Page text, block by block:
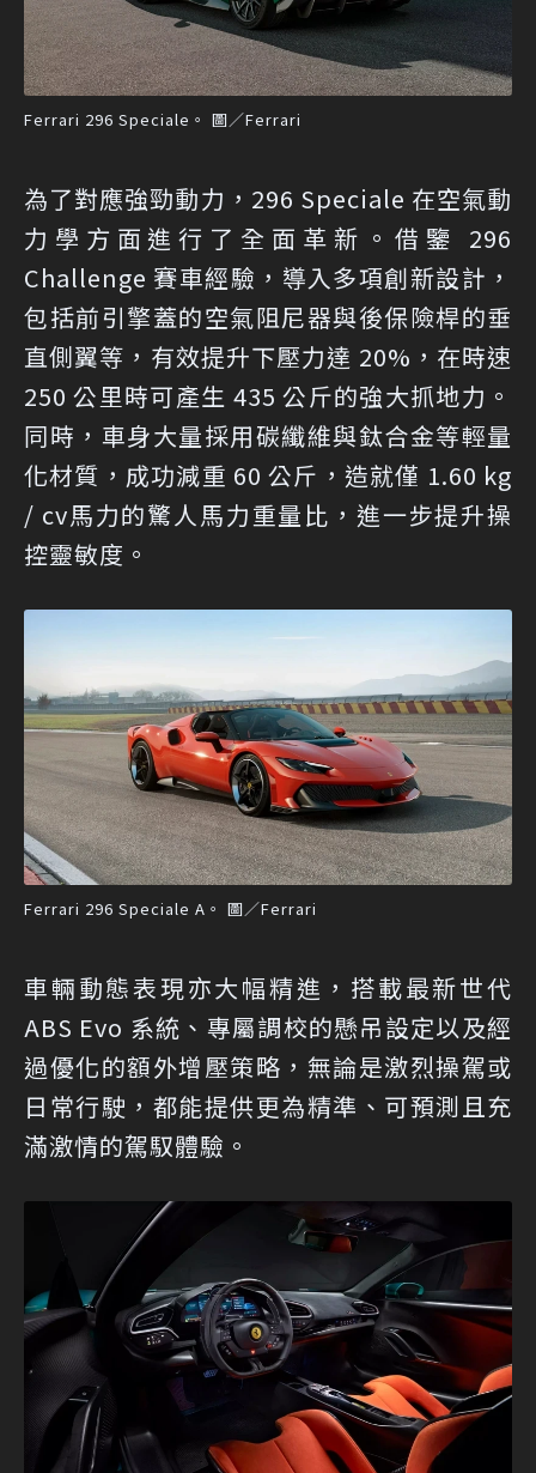
Ferrari 296 Speciale。 圖／Ferrari
為了對應強勁動力，296 Speciale 在空氣動
力學方面進行了全面革新。借鑒 296
Challenge 賽車經驗，導入多項創新設計，
包括前引擎蓋的空氣阻尼器與後保險桿的垂
直側翼等，有效提升下壓力達 20%，在時速
250 公里時可產生 435 公斤的強大抓地力。
同時，車身大量採用碳纖維與鈦合金等輕量
化材質，成功減重 60 公斤，造就僅 1.60 kg
/ cv馬力的驚人馬力重量比，進一步提升操
控靈敏度。
Ferrari 296 Speciale A。 圖／Ferrari
車輛動態表現亦大幅精進，搭載最新世代
ABS Evo 系統、專屬調校的懸吊設定以及經
過優化的額外增壓策略，無論是激烈操駕或
日常行駛，都能提供更為精準、可預測且充
滿激情的駕馭體驗。